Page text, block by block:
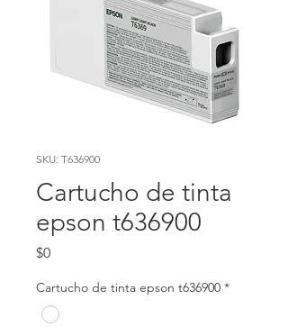
SKU: T636900
Cartucho de tinta
epson t636900
$0Precio
Cartucho de tinta epson t636900 *